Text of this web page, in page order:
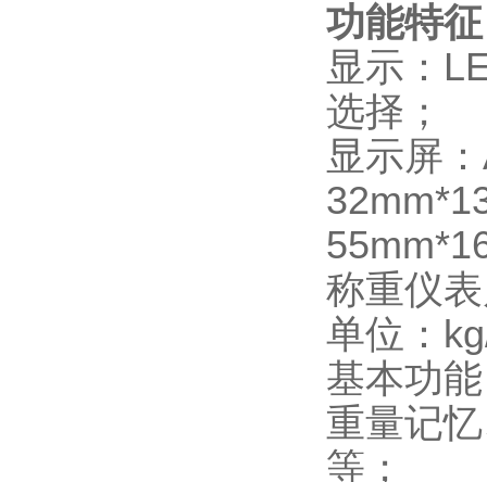
功能特征
显示：
选择；
显示屏
称重仪
单位：
基本功
重量记
等；